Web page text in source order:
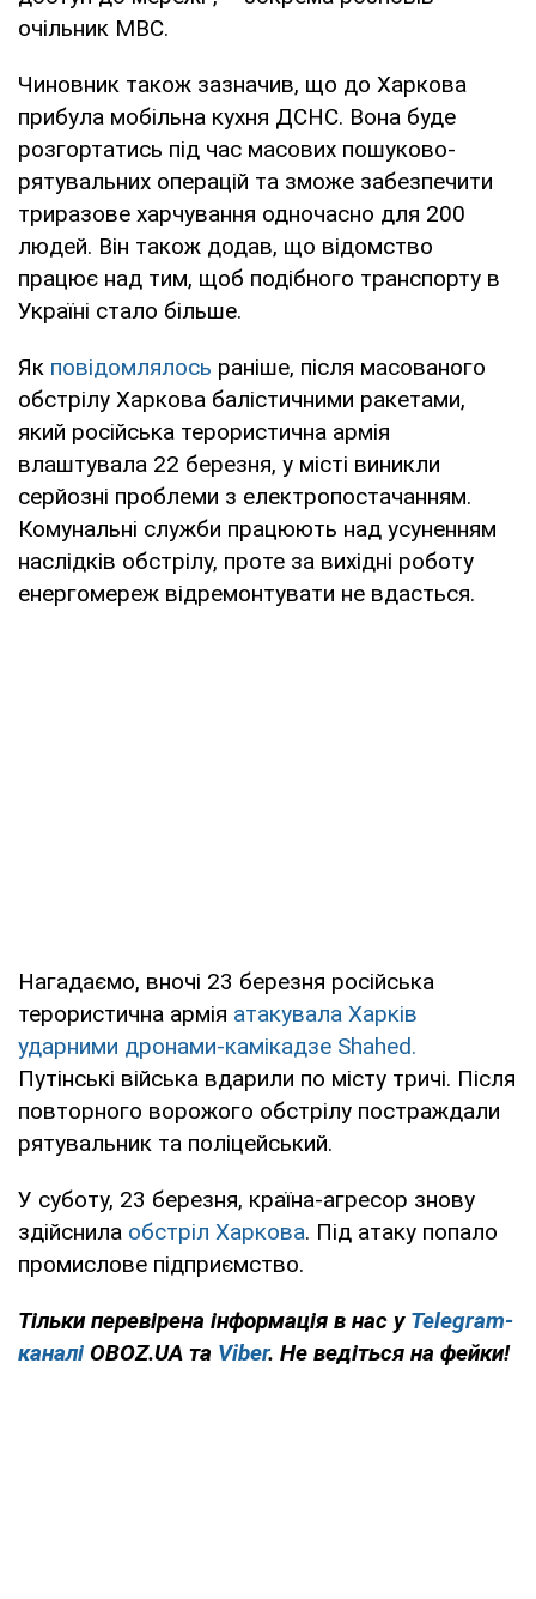
очільник МВС.
Чиновник також зазначив, що до Харкова
прибула мобільна кухня ДСНС. Вона буде
розгортатись під час масових пошуково-
рятувальних операцій та зможе забезпечити
триразове харчування одночасно для 200
людей. Він також додав, що відомство
працює над тим, щоб подібного транспорту в
Україні стало більше.
Як повідомлялось раніше, після масованого
обстрілу Харкова балістичними ракетами,
який російська терористична армія
влаштувала 22 березня, у місті виникли
серйозні проблеми з електропостачанням.
Комунальні служби працюють над усуненням
наслідків обстрілу, проте за вихідні роботу
енергомереж відремонтувати не вдасться.
Нагадаємо, вночі 23 березня російська
терористична армія атакувала Харків
ударними дронами-камікадзе Shahed.
Путінські війська вдарили по місту тричі. Після
повторного ворожого обстрілу постраждали
рятувальник та поліцейський.
У суботу, 23 березня, країна-агресор знову
здійснила обстріл Харкова. Під атаку попало
промислове підприємство.
Тільки перевірена інформація в нас у Telegram-
каналі OBOZ.UA та Viber. Не ведіться на фейки!